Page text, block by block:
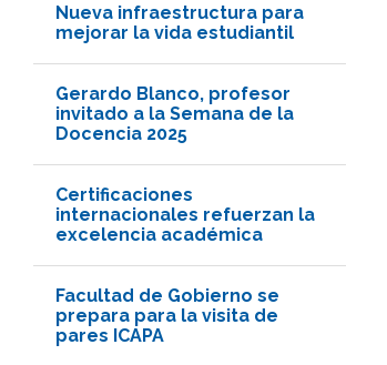
Nueva infraestructura para
mejorar la vida estudiantil
Gerardo Blanco, profesor
invitado a la Semana de la
Docencia 2025
Certificaciones
internacionales refuerzan la
excelencia académica
Facultad de Gobierno se
prepara para la visita de
pares ICAPA